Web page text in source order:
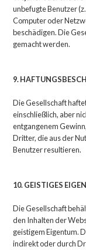
unbefugte Benutzer
Computer oder
beschädigen. Die
gemacht werden.
9.
Die Gesellschaft
einschließlich, aber
entgangenem
Dritter, die aus der
Benutzer resultieren.
10. GEISTIGES
Die Gesellschaft
den Inhalten der
geistigem Eigentum.
indirekt oder durch